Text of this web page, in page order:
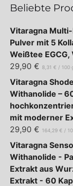
Beliebte
Vitaragna
Pulver mit 5
Weißtee
29,90 € 8,31 € / 100
Vitaragna
Withanolide –
mit moderner
29,90 € 164,29 € /
Vitaragna
Withanolide -
Extrakt aus
Extrakt - 60